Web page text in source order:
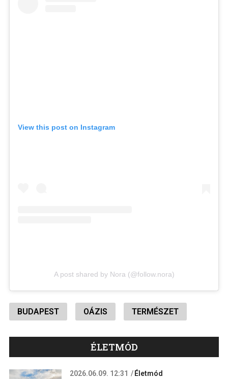
View this post on Instagram
A post shared by Nora (@follow.nora)
BUDAPEST OÁZIS TERMÉSZET
ÉLETMÓD
2026.06.09. 12:31 Életmód